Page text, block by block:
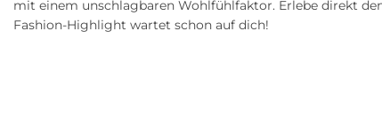
mit einem unschlagbaren Wohlfühlfaktor. Erlebe direkt
Fashion-Highlight wartet schon auf dich!
Retouren
camel active – hochwertige